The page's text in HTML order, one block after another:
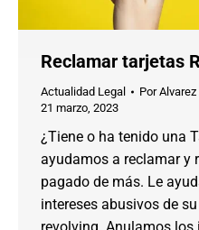
Reclamar tarjetas
Actualidad Legal Por
21 marzo, 2023
¿Tiene o ha tenido una
ayudamos a reclamar y
pagado de más. Le
intereses abusivos de
revolving. Anulamos los